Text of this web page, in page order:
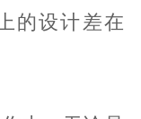
的设计差在